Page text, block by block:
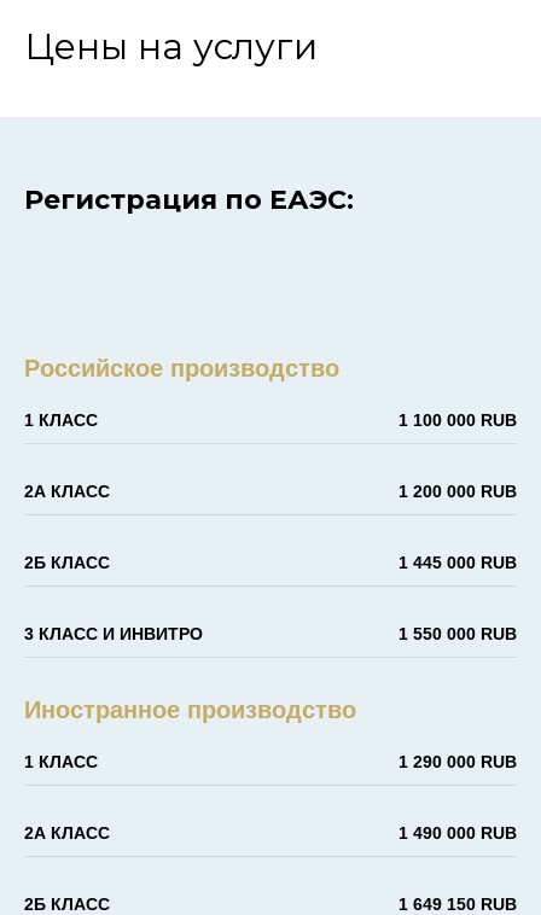
Цены на услуги
Регистрация по ЕАЭС:
Российское производство
1 КЛАСС 1 100 000 RUB
2А КЛАСС 1 200 000 RUB
2Б КЛАСС 1 445 000 RUB
3 КЛАСС И ИНВИТРО 1 550 000 RUB
Иностранное производство
1 КЛАСС 1 290 000 RUB
2А КЛАСС 1 490 000 RUB
2Б КЛАСС 1 649 150 RUB